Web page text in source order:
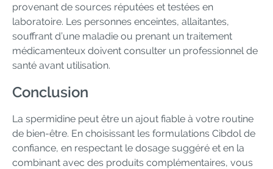
provenant de sources réputées et testées en
laboratoire. Les personnes enceintes, allaitantes,
souffrant d’une maladie ou prenant un traitement
médicamenteux doivent consulter un professionnel de
santé avant utilisation.
Conclusion
La spermidine peut être un ajout fiable à votre routine
de bien-être. En choisissant les formulations Cibdol de
confiance, en respectant le dosage suggéré et en la
combinant avec des produits complémentaires, vous